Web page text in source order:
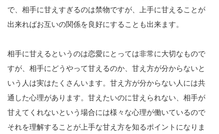
で、相手に甘えすぎるのは禁物ですが、上手に甘えることが
出来ればお互いの関係を良好にすることも出来ます。
相手に甘えるというのは恋愛にとっては非常に大切なもので
すが、相手にどうやって甘えるのか、甘え方が分からないと
いう人は実はたくさんいます。甘え方が分からない人には共
通した心理があります。甘えたいのに甘えられない、相手が
甘えてくれないという場合には様々な心理が働いているので
それを理解することが上手な甘え方を知るポイントになりま